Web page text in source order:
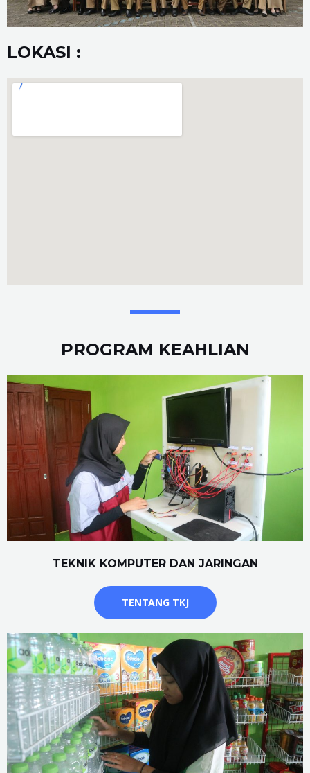
LOKASI :
PROGRAM KEAHLIAN
TEKNIK KOMPUTER DAN JARINGAN
TENTANG TKJ